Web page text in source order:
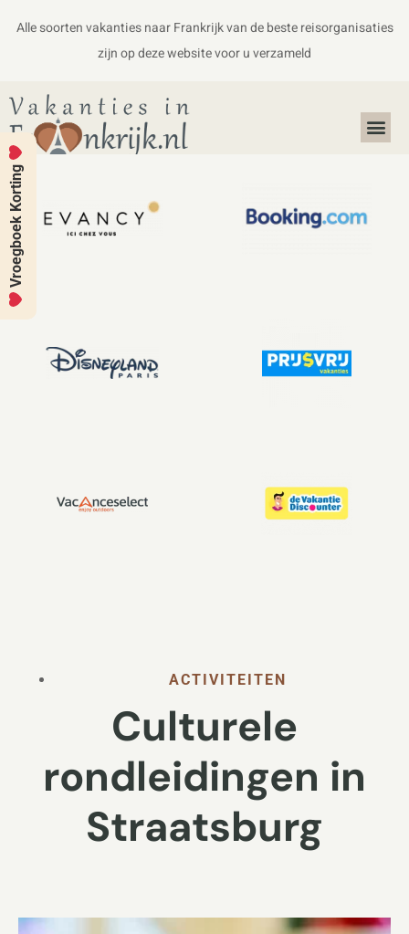
Alle soorten vakanties naar Frankrijk van de beste reisorganisaties
zijn op deze website voor u verzameld
ACTIVITEITEN
Culturele
rondleidingen in
Straatsburg
Vroegboek Korting